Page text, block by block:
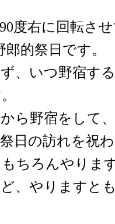
度右に回転さ
的祭日です。
、いつ野宿す
ら野宿をして、
日の訪れを祝
ちろんやりま
ど、やります